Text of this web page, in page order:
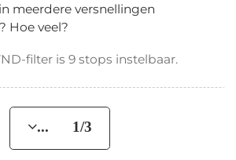
meerdere versnellingen
Hoe veel?
filter is 9 stops instelbaar.
... 1/3